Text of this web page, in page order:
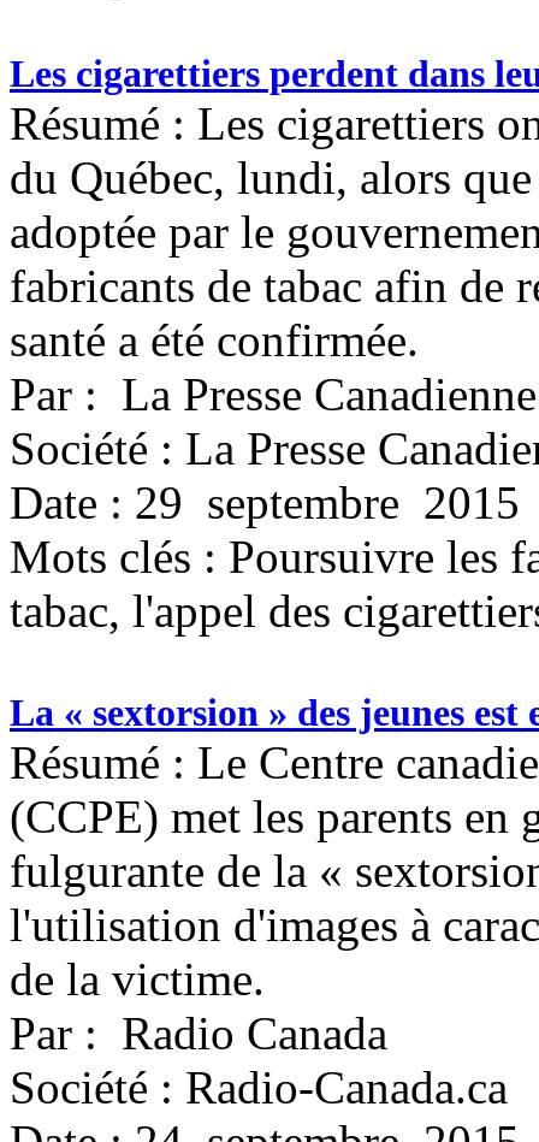
Les cigarettiers perdent dans
Résumé : Les cigarettiers
du Québec, lundi, alors
adoptée par le
fabricants de tabac afin de
santé a été confirmée.
Par : La Presse Canadienne
Société : La Presse
Date : 29 septembre 2015
Mots clés : Poursuivre les
tabac, l'appel des
La « sextorsion » des jeunes est
Résumé : Le Centre
(CCPE) met les parents en
fulgurante de la «
l'utilisation d'images à
de la victime.
Par : Radio Canada
Société : Radio-Canada.ca